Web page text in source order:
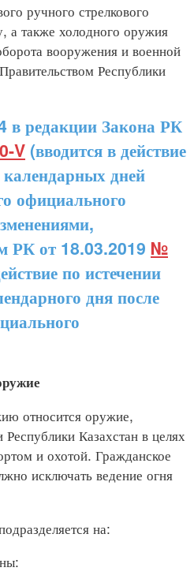
ручного стрелкового
а также холодного оружия
вооружения и военной
Республики
редакции Закона РК
V (вводится в действие
календарных дней
официального
РК от 18.03.2019 №
по истечении
дня после
относится оружие,
Казахстан в целях
и охотой. Гражданское
исключать ведение огня
на: